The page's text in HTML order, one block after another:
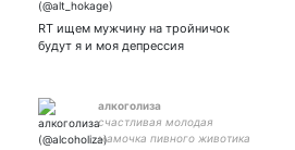
RT ищем мужчину на тройничок
будут я и моя депрессия
алкоголиза
счастливая молодая
мамочка пивного животика